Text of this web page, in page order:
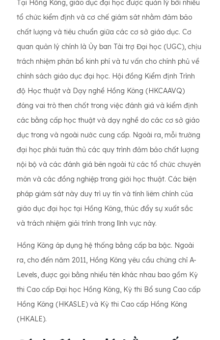
Tại Hồng Kông, giáo dục đại học được quản lý bởi nhiều
tổ chức kiểm định và cơ chế giám sát nhằm đảm bảo
chất lượng và tiêu chuẩn giữa các cơ sở giáo dục. Cơ
quan quản lý chính là Ủy ban Tài trợ Đại học (UGC), chịu
trách nhiệm phân bổ kinh phí và tư vấn cho chính phủ về
chính sách giáo dục đại học. Hội đồng Kiểm định Trình
độ Học thuật và Dạy nghề Hồng Kông (HKCAAVQ)
đóng vai trò then chốt trong việc đánh giá và kiểm định
các bằng cấp học thuật và dạy nghề do các cơ sở giáo
dục trong và ngoài nước cung cấp. Ngoài ra, mỗi trường
đại học phải tuân thủ các quy trình đảm bảo chất lượng
nội bộ và các đánh giá bên ngoài từ các tổ chức chuyên
môn và các đồng nghiệp trong giới học thuật. Các biện
pháp giám sát này duy trì uy tín và tính liêm chính của
giáo dục đại học tại Hồng Kông, thúc đẩy sự xuất sắc
và trách nhiệm giải trình trong lĩnh vực này.
Hồng Kông áp dụng hệ thống bằng cấp ba bậc. Ngoài
ra, cho đến năm 2011, Hồng Kông yêu cầu chứng chỉ A-
Levels, được gọi bằng nhiều tên khác nhau bao gồm Kỳ
thi Cao cấp Đại học Hồng Kông, Kỳ thi Bổ sung Cao cấp
Hồng Kông (HKASLE) và Kỳ thi Cao cấp Hồng Kông
(HKALE).